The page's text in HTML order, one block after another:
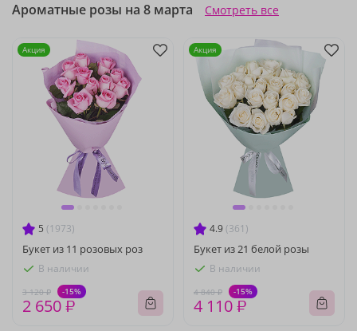
Ароматные розы на 8 марта Смотреть все
5 (1973)
Букет из 11 розовых роз
В наличии
3 120 ₽ -15%
2 650 ₽
Акция
4.9 (361)
Букет из 21 белой розы
В наличии
4 840 ₽ -15%
4 110 ₽
Акция